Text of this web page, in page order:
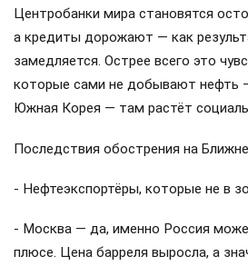
Центробанки мира становятся
а кредиты дорожают — как
замедляется. Острее всего это
которые сами не добывают нефть
Южная Корея — там растёт
Последствия обострения на
- Нефтеэкспортёры, которые не в
- Москва — да, именно Россия
плюсе. Цена барреля выросла, а